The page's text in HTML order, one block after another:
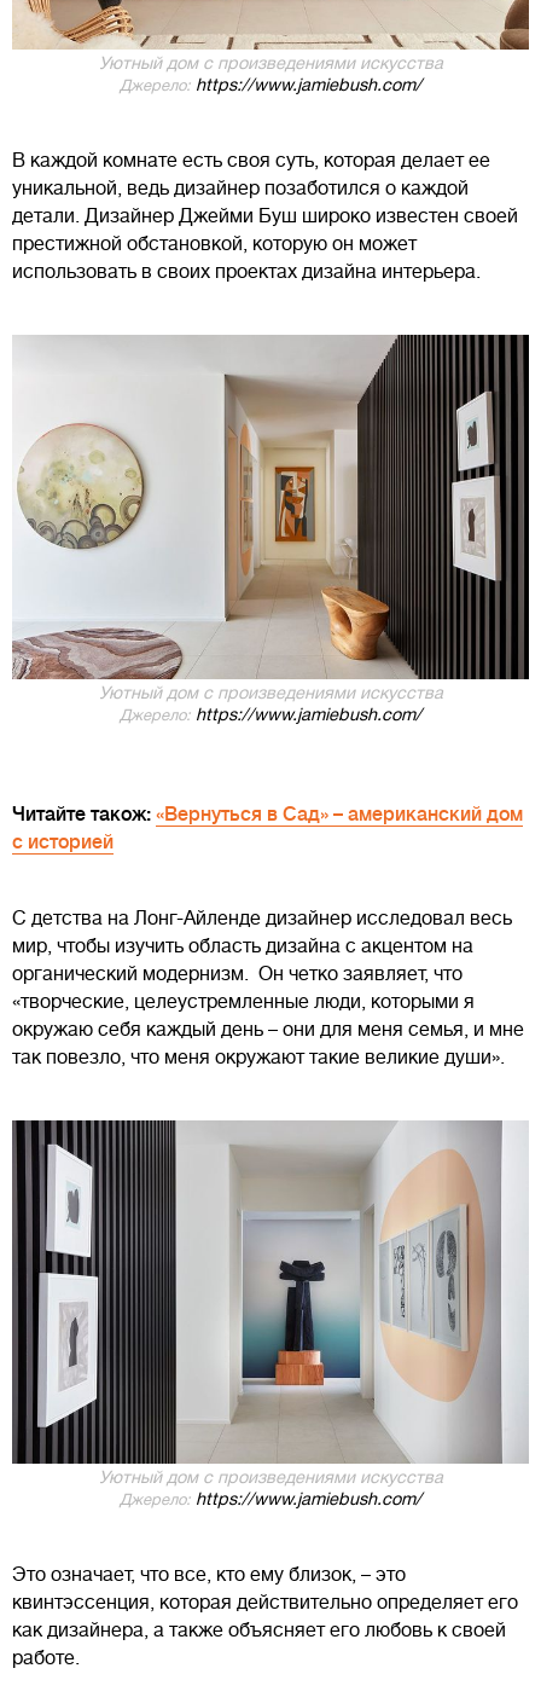
Уютный дом с произведениями искусства
Джерело: https://www.jamiebush.com/
В каждой комнате есть своя суть, которая делает ее
уникальной, ведь дизайнер позаботился о каждой
детали. Дизайнер Джейми Буш широко известен своей
престижной обстановкой, которую он может
использовать в своих проектах дизайна интерьера.
Уютный дом с произведениями искусства
Джерело: https://www.jamiebush.com/
Читайте також: «Вернуться в Сад» – американский дом
с историей
С детства на Лонг-Айленде дизайнер исследовал весь
мир, чтобы изучить область дизайна с акцентом на
органический модернизм. Он четко заявляет, что
«творческие, целеустремленные люди, которыми я
окружаю себя каждый день – они для меня семья, и мне
так повезло, что меня окружают такие великие души».
Уютный дом с произведениями искусства
Джерело: https://www.jamiebush.com/
Это означает, что все, кто ему близок, – это
квинтэссенция, которая действительно определяет его
как дизайнера, а также объясняет его любовь к своей
работе.